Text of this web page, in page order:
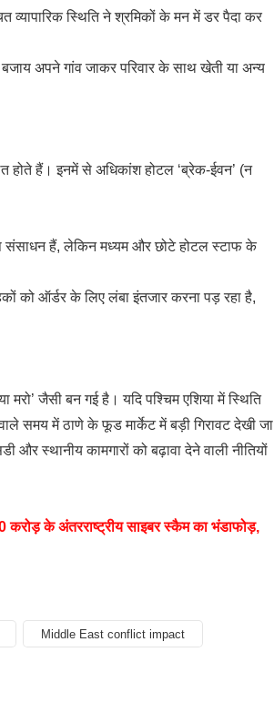
स्थिति ने श्रमिकों के मन में डर पैदा कर
अपने गांव जाकर परिवार के साथ खेती या अन्य
हैं। इनमें से अधिकांश होटल ‘ब्रेक-ईवन’ (न
हैं, लेकिन मध्यम और छोटे होटल स्टाफ के
को ऑर्डर के लिए लंबा इंतजार करना पड़ रहा है,
मरो’ जैसी बन गई है। यदि पश्चिम एशिया में स्थिति
समय में ठाणे के फूड मार्केट में बड़ी गिरावट देखी जा
स्थानीय कामगारों को बढ़ावा देने वाली नीतियों
करोड़ के अंतरराष्ट्रीय साइबर स्कैम का भंडाफोड़,
Middle East conflict impact